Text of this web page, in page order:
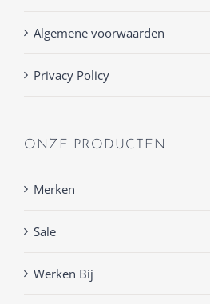
Algemene voorwaarden
Privacy Policy
ONZE PRODUCTEN
Merken
Sale
Werken Bij